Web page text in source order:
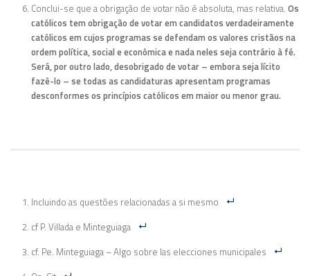
Conclui-se que a obrigação de votar não é absoluta, mas relativa. Os
católicos tem obrigação de votar em candidatos verdadeiramente
católicos em cujos programas se defendam os valores cristãos na
ordem política, social e econômica e nada neles seja contrário à fé.
Será, por outro lado, desobrigado de votar – embora seja lícito
fazê-lo – se todas as candidaturas apresentam programas
desconformes os princípios católicos em maior ou menor grau.
Incluindo as questões relacionadas a si mesmo
cf P. Villada e Minteguiaga
cf. Pe. Minteguiaga – Algo sobre las elecciones municipales